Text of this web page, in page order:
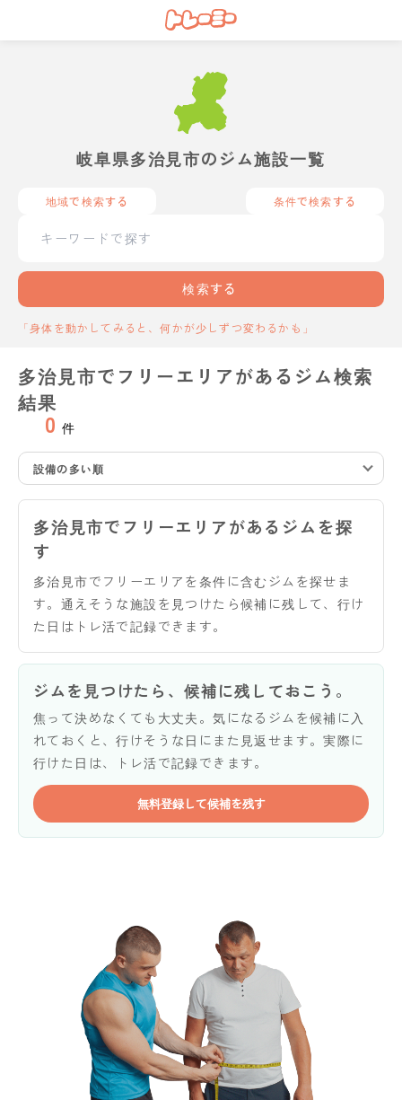
岐阜県多治見市のジム施設一覧
地域で検索する 条件で検索する
検索する
「身体を動かしてみると、何かが少しずつ変わるかも」
多治見市でフリーエリアがあるジム検索
結果
0 件
設備の多い順
多治見市でフリーエリアがあるジムを探
す
多治見市でフリーエリアを条件に含むジムを探せま
す。通えそうな施設を見つけたら候補に残して、行け
た日はトレ活で記録できます。
ジムを見つけたら、候補に残しておこう。
焦って決めなくても大丈夫。気になるジムを候補に入
れておくと、行けそうな日にまた見返せます。実際に
行けた日は、トレ活で記録できます。
無料登録して候補を残す